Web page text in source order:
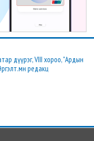
дүүрэг, VIII хороо, "Ардын
редакц